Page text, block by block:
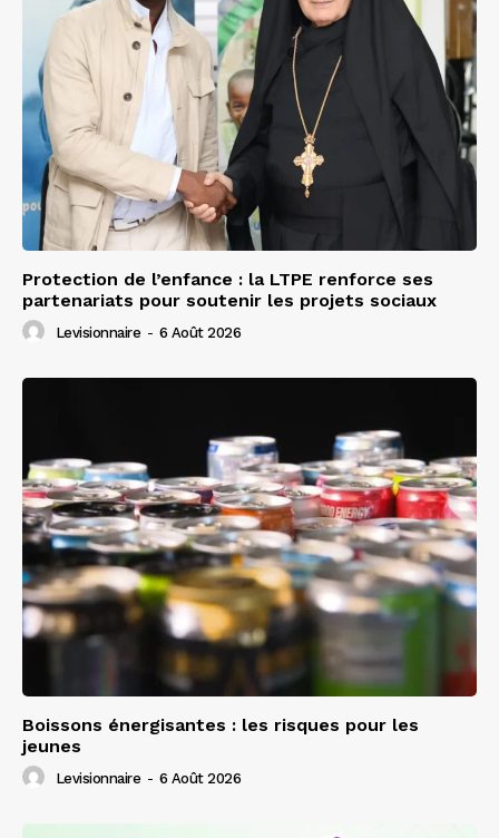
Protection de l’enfance : la LTPE renforce ses
partenariats pour soutenir les projets sociaux
Levisionnaire - 6 Août 2026
Boissons énergisantes : les risques pour les
jeunes
Levisionnaire - 6 Août 2026